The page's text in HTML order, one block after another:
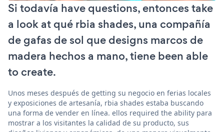
Si todavía have questions, entonces take
a look at qué rbia shades, una compañía
de gafas de sol que designs marcos de
madera hechos a mano, tiene been able
to create.
Unos meses después de getting su negocio en ferias locales
y exposiciones de artesanía, rbia shades estaba buscando
una forma de vender en línea. ellos required the ability para
mostrar a los visitantes la calidad de su producto, sus